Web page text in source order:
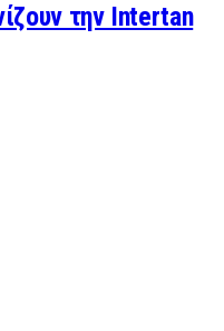
την Intertan